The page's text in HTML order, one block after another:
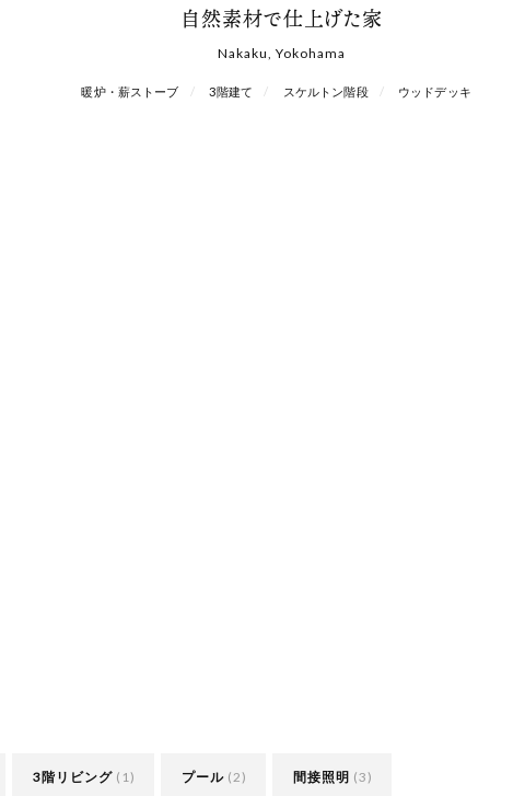
自然素材で仕上げた家
Nakaku, Yokohama
暖炉・薪ストーブ 3階建て スケルトン階段 ウッドデッキ
3階リビング(1) プール(2) 間接照明 (3)